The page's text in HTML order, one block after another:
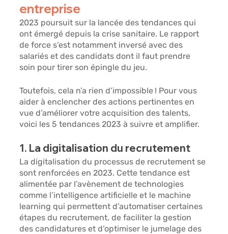
entreprise
2023 poursuit sur la lancée des tendances qui
ont émergé depuis la crise sanitaire. Le rapport
de force s’est notamment inversé avec des
salariés et des candidats dont il faut prendre
soin pour tirer son épingle du jeu.
Toutefois, cela n’a rien d’impossible ! Pour vous
aider à enclencher des actions pertinentes en
vue d’améliorer votre acquisition des talents,
voici les 5 tendances 2023 à suivre et amplifier.
1. La digitalisation du recrutement
La digitalisation du processus de recrutement se
sont renforcées en 2023. Cette tendance est
alimentée par l’avènement de technologies
comme l’intelligence artificielle et le machine
learning qui permettent d’automatiser certaines
étapes du recrutement, de faciliter la gestion
des candidatures et d’optimiser le jumelage des